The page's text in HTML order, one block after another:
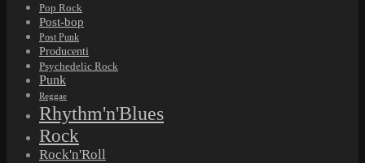
Pop Rock
Post-bop
Post Punk
Producenti
Psychedelic Rock
Punk
Reggae
Rhythm'n'Blues
Rock
Rock'n'Roll